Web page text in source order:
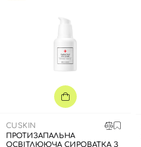
CUSKIN
ПРОТИЗАПАЛЬНА
ОСВІТЛЮЮЧА СИРОВАТКА З